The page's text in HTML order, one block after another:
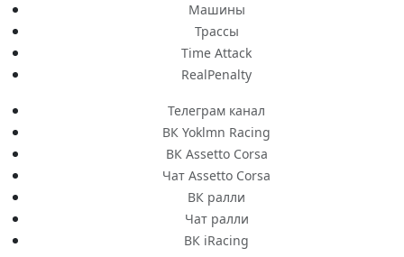
Машины
Трассы
Time Attack
RealPenalty
Телеграм канал
ВК Yoklmn Racing
ВК Assetto Corsa
Чат Assetto Corsa
ВК ралли
Чат ралли
ВК iRacing